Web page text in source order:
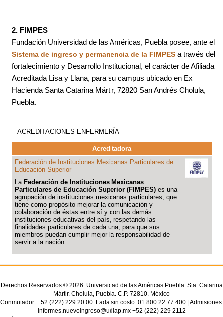
2. FIMPES
Fundación Universidad de las Américas, Puebla posee, ante el
Sistema de ingreso y permanencia de la FIMPES a través del
fortalecimiento y Desarrollo Institucional, el carácter de Afiliada
Acreditada Lisa y Llana, para su campus ubicado en Ex
Hacienda Santa Catarina Mártir, 72820 San Andrés Cholula,
Puebla.
ACREDITACIONES ENFERMERÍA
Acreditadora
Federación de Instituciones Mexicanas Particulares de
Educación Superior
La Federación de Instituciones Mexicanas
Particulares de Educación Superior (FIMPES)es una
agrupación de instituciones mexicanas particulares, que
tiene como propósito mejorar la comunicación y
colaboración de éstas entre sí y con las demás
instituciones educativas del país, respetando las
finalidades particulares de cada una, para que sus
miembros puedan cumplir mejor la responsabilidad de
servir a la nación.
Derechos Reservados © 2026. Universidad de las Américas Puebla. Sta. Catarina
Mártir. Cholula, Puebla. C.P. 72810. México
Conmutador: +52 (222) 229 20 00. Lada sin costo: 01 800 22 77 400 | Admisiones:
informes.nuevoingreso@udlap.mx +52 (222) 229 2112